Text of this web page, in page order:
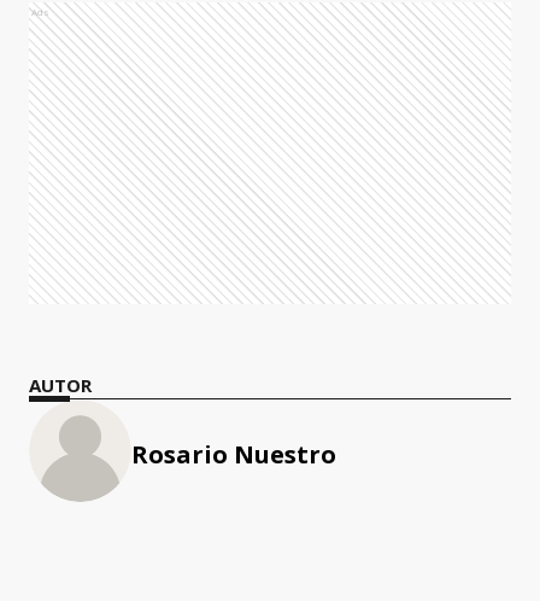
Ads
AUTOR
Rosario Nuestro